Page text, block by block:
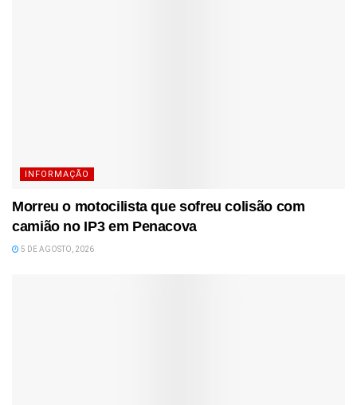
INFORMAÇÃO
Morreu o motocilista que sofreu colisão com
camião no IP3 em Penacova
5 DE AGOSTO, 2026